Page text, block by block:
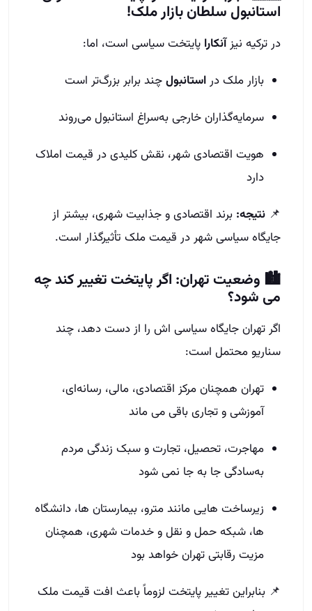
استانبول سلطان بازار ملک!
در ترکیه نیزآنکارا پایتخت سیاسی است، اما:
بازار ملک در استانبولچند برابر بزرگ‌تر است
سرمایه‌گذاران خارجی به‌سراغ استانبول می‌روند
هویت اقتصادی شهر، نقش کلیدی در قیمت املاک
دارد
📌 نتیجه: برند اقتصادی و جذابیت شهری، بیشتر از
جایگاه سیاسی شهر در قیمت ملک تأثیرگذار است.
🏙️ وضعیت تهران: اگر پایتخت تغییر کند چه
می‌ شود؟
اگر تهران جایگاه سیاسی‌ اش را از دست دهد، چند
سناریو محتمل است:
تهران همچنان مرکز اقتصادی، مالی، رسانه‌ای،
آموزشی و تجاری باقی می‌ ماند
مهاجرت، تحصیل، تجارت و سبک زندگی مردم
به‌سادگی جا به‌ جا نمی‌ شود
زیرساخت‌ هایی مانند مترو، بیمارستان‌ ها، دانشگاه‌
ها، شبکه حمل‌ و نقل و خدمات شهری، همچنان
مزیت رقابتی تهران خواهد بود
📌 بنابراین تغییر پایتخت لزوماً باعث افت قیمت ملک